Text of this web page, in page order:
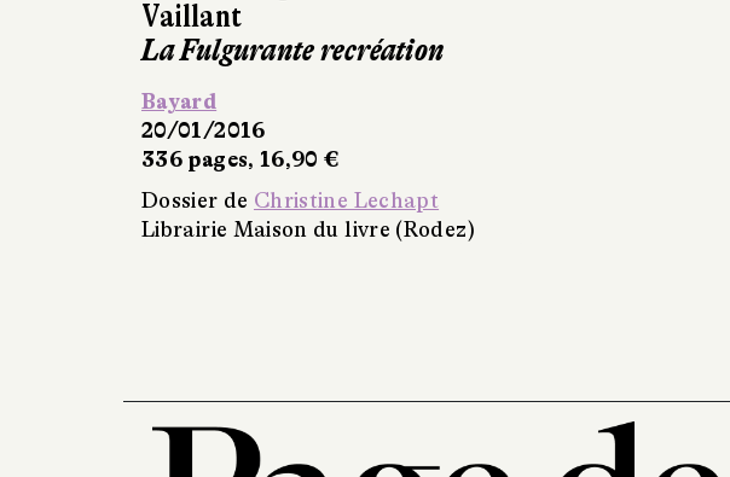
Vaillant
La Fulgurante recréation
Bayard
20/01/2016
336 pages, 16,90 €
Dossier de Christine Lechapt
Librairie Maison du livre (Rodez)